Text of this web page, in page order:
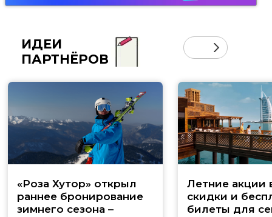
ИДЕИ
ПАРТНЁРОВ
«Роза Хутор» открыл
раннее бронирование
зимнего сезона –
Летние акции
скидки и
билеты для